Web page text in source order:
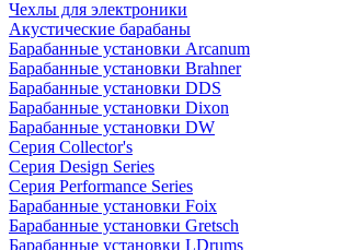
Чехлы для электроники
Акустические барабаны
Барабанные установки Arcanum
Барабанные установки Brahner
Барабанные установки DDS
Барабанные установки Dixon
Барабанные установки DW
Серия Collector's
Серия Design Series
Серия Performance Series
Барабанные установки Foix
Барабанные установки Gretsch
Барабанные установки LDrums